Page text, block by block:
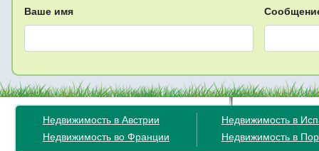
Ваше имя
Недвижимость в Австрии
Недвижимость во Франции
Недвижимость в
Недвижимость в